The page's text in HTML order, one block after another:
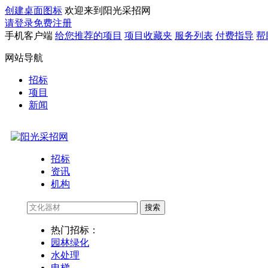
创建桌面图标 欢迎来到阳光采招网
请登录免费注册
手机客户端 给您推荐的项目 项目收藏夹 服务列表 付费指导 帮
网站导航
招标
项目
新闻
招标
资讯
机构
搜索
热门招标：
园林绿化
水处理